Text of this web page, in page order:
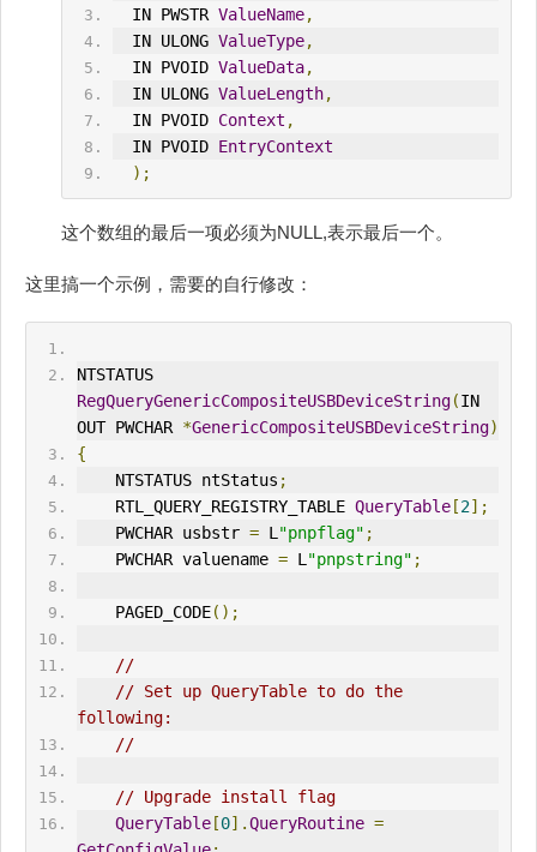
  IN PWSTR
ValueName,
  IN ULONG
ValueType,
  IN PVOID
ValueData,
  IN ULONG
ValueLength,
  IN PVOID
Context ,
  IN PVOID
EntryContext
);
这个数组的最后一项必须为NULL,表示最后一个。
这里搞一个示例，需要的自行修改：
NTSTATUS
RegQueryGenericCompositeUSBDeviceString(IN
OUT PWCHAR *GenericCompositeUSBDeviceString)
{
    NTSTATUS nt
Status ;
    RTL_QUERY_REGISTRY_TABLE
QueryTable[2];
    PWCHAR usbstr
= L "pnpflag" ;
    PWCHAR valuename
= L "pnpstring" ;
    PAGED_CODE
();
//
// Set up QueryTable to do the
following:
//
// Upgrade install flag
QueryTable[0].QueryRoutine =